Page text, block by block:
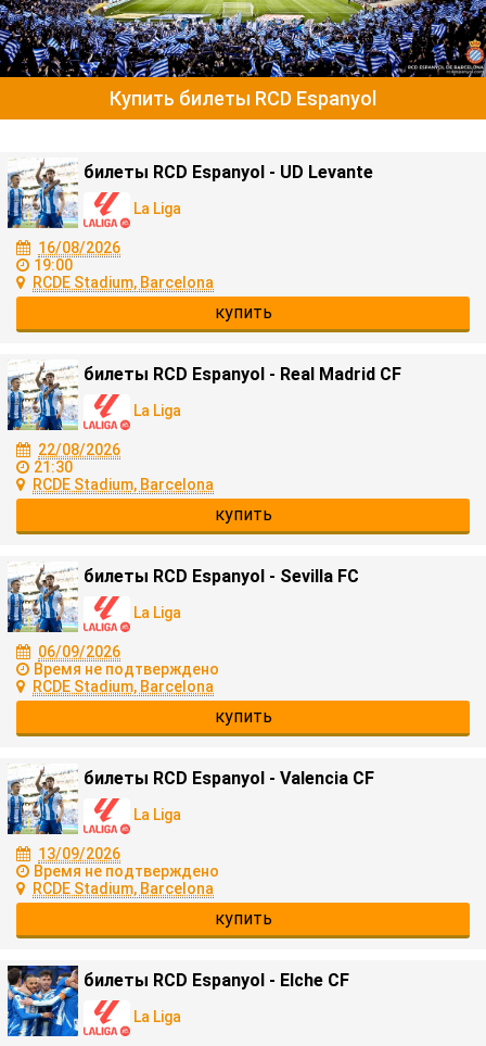
Купить билеты RCD Espanyol
билеты RCD Espanyol - UD Levante
La Liga
16/08/2026
19:00
RCDE Stadium, Barcelona
купить
билеты RCD Espanyol - Real Madrid CF
La Liga
22/08/2026
21:30
RCDE Stadium, Barcelona
купить
билеты RCD Espanyol - Sevilla FC
La Liga
06/09/2026
Время не подтверждено
RCDE Stadium, Barcelona
купить
билеты RCD Espanyol - Valencia CF
La Liga
13/09/2026
Время не подтверждено
RCDE Stadium, Barcelona
купить
билеты RCD Espanyol - Elche CF
La Liga